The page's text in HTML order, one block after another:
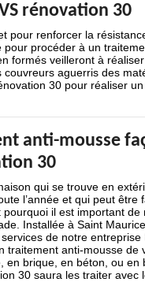
rénovation 30
pour renforcer la
procéder à un
formés veilleront à
aguerris des
30 pour réaliser
anti-mousse
30
qui se trouve en
l’année et qui peut être
pourquoi il est important de
Installée à Saint
de notre entreprise
traitement anti-mousse de
en brique, en béton, ou en
30 saura les traiter avec